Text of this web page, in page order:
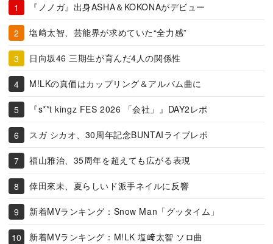
『ノノガ』出身ASHA＆KOKONAがデビュー
塩﨑太智、芸能界が求めていた“全力感”
日向坂46 三期生が育んだ4人の関係性
M!LKの真価はカップリング＆アルバム曲に
『s**t kingz FES 2026 「会社」』DAY2レポ
スガ シカオ、30周年記念BUNTAIライブレポ
福山雅治、35周年を超えても広がる表現
倖田來未、夏らしいド派手ネイルに反響
新着MVランキング：Snow Man「グッタイム」
新着MVランキング：M!LK 塩﨑太智 ソロ曲